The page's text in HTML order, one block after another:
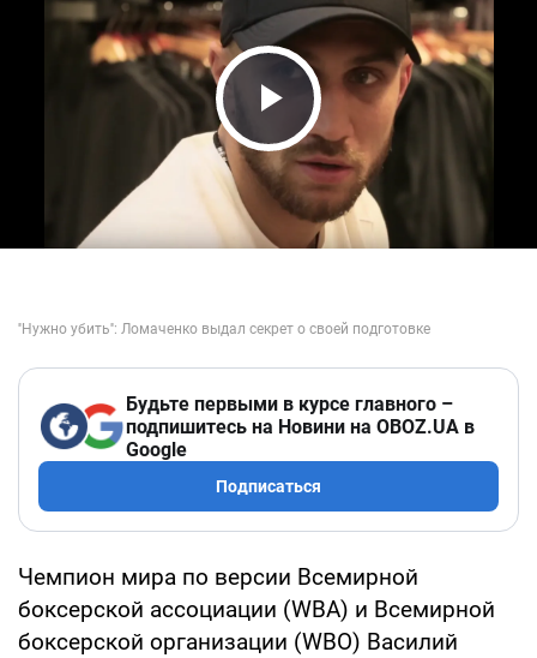
Play Video
Будьте первыми в курсе главного –
подпишитесь на Новини на OBOZ.UA в
Google
Подписаться
Чемпион мира по версии Всемирной
боксерской ассоциации (WBA) и Всемирной
боксерской организации (WBO) Василий